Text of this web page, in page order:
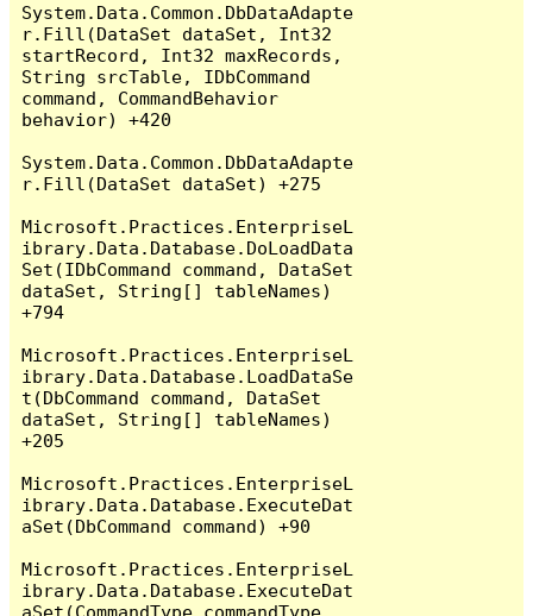
System.Data.Common.DbDataAdapte
r.Fill(DataSet dataSet, Int32
startRecord, Int32 maxRecords,
String srcTable, IDbCommand
command, CommandBehavior
behavior) +420
System.Data.Common.DbDataAdapte
r.Fill(DataSet dataSet) +275
Microsoft.Practices.EnterpriseL
ibrary.Data.Database.DoLoadData
Set(IDbCommand command, DataSet
dataSet, String[] tableNames)
+794
Microsoft.Practices.EnterpriseL
ibrary.Data.Database.LoadDataSe
t(DbCommand command, DataSet
dataSet, String[] tableNames)
+205
Microsoft.Practices.EnterpriseL
ibrary.Data.Database.ExecuteDat
aSet(DbCommand command) +90
Microsoft.Practices.EnterpriseL
ibrary.Data.Database.ExecuteDat
aSet(CommandType commandType,